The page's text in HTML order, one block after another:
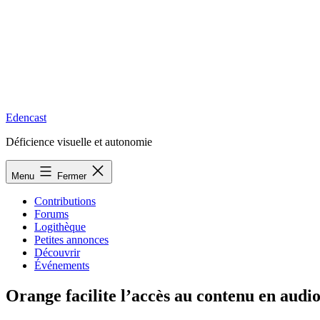
Edencast
Déficience visuelle et autonomie
Menu Fermer
Contributions
Forums
Logithèque
Petites annonces
Découvrir
Événements
Orange facilite l’accès au contenu en